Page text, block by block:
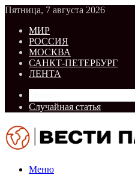
Пятница, 7 августа 2026
МИР
РОССИЯ
МОСКВА
САНКТ-ПЕТЕРБУРГ
ЛЕНТА
Случайная статья
Меню